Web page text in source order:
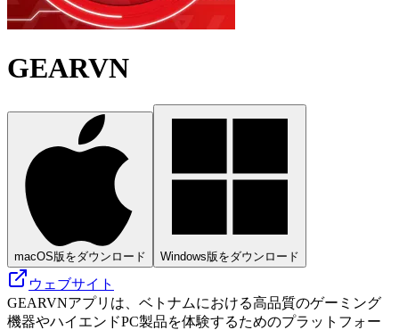
GEARVN
macOS版をダウンロード Windows版をダウンロード
ウェブサイト
GEARVNアプリは、ベトナムにおける高品質のゲーミング
機器やハイエンドPC製品を体験するためのプラットフォー